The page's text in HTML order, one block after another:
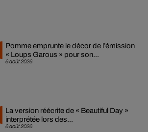
6 août 2026
Pomme emprunte le décor de l’émission
« Loups Garous » pour son...
6 août 2026
La version réécrite de « Beautiful Day »
interprétée lors des...